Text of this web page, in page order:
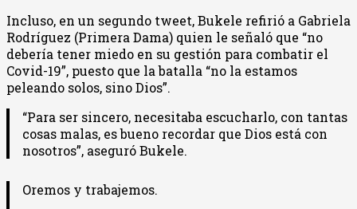
Incluso, en un segundo tweet, Bukele refirió a Gabriela
Rodríguez (Primera Dama) quien le señaló que “no
debería tener miedo en su gestión para combatir el
Covid-19”, puesto que la batalla “no la estamos
peleando solos, sino Dios”.
“Para ser sincero, necesitaba escucharlo, con tantas
cosas malas, es bueno recordar que Dios está con
nosotros”, aseguró Bukele.
Oremos y trabajemos.